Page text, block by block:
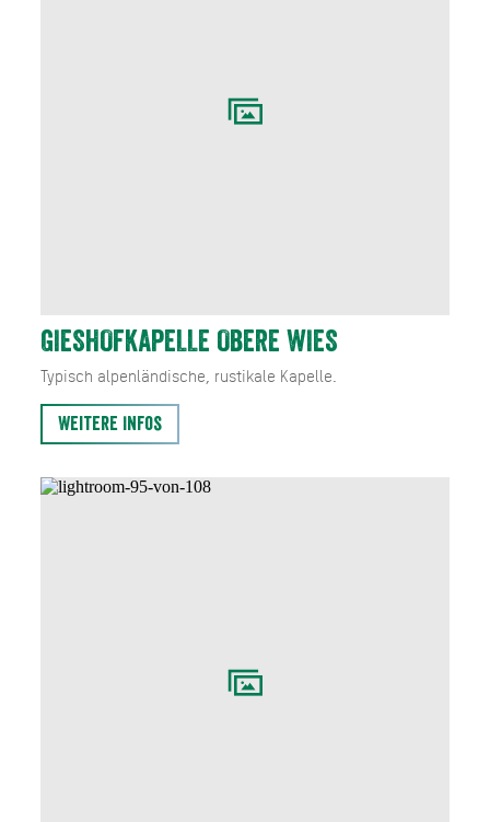
GIESHOFKAPELLE OBERE WIES
Typisch alpenländische, rustikale Kapelle.
Weitere Infos